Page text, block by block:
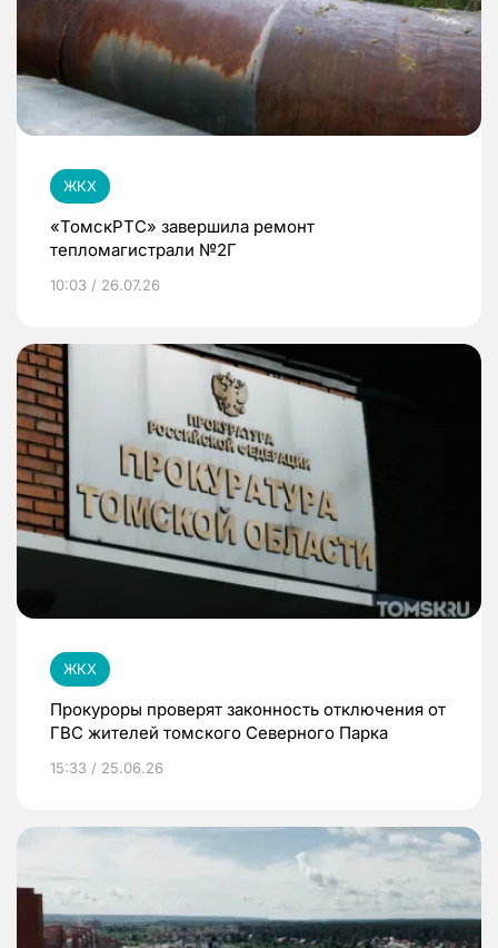
ЖКХ
«ТомскРТС» завершила ремонт
тепломагистрали №2Г
10:03 / 26.07.26
ЖКХ
Прокуроры проверят законность отключения от
ГВС жителей томского Северного Парка
15:33 / 25.06.26